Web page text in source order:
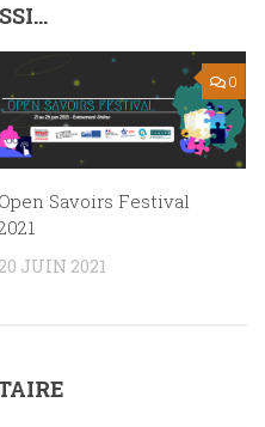
0
Open Savoirs Festival
20 JUIN 2021